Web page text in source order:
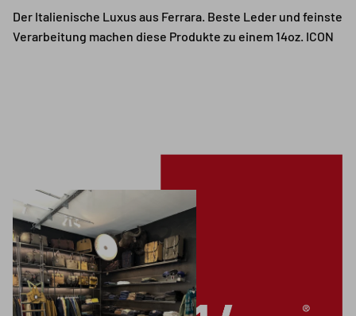
Der Italienische Luxus aus Ferrara. Beste Leder und feinste
Verarbeitung machen diese Produkte zu einem 14oz. ICON